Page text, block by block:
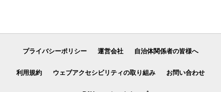
プライバシーポリシー 運営会社 自治体関係者の皆様へ
利用規約 ウェブアクセシビリティの取り組み お問い合わせ